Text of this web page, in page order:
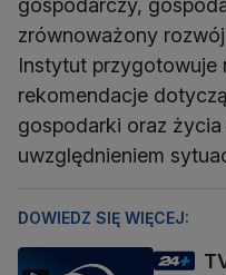
gospodarczy,
zrównoważony
Instytut przygotowuje
rekomendacje
gospodarki oraz życia
uwzględnieniem
DOWIEDZ SIĘ WIĘCEJ: